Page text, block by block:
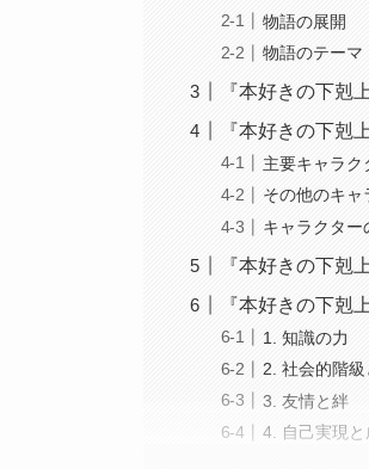
物語の展開
物語のテーマ
『本好きの下剋
『本好きの下剋
主要キャラク
その他のキャ
キャラクター
『本好きの下剋
『本好きの下剋
1. 知識の力
2. 社会的階
3. 友情と絆
4. 自己実現と